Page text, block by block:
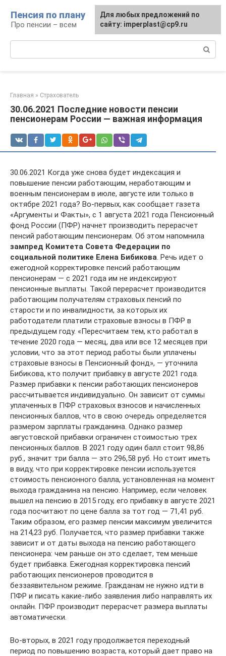
контенту
Пенсия по плану
Про пенсии – всем
Главная » Страхователь
30.06.2021 Последние новости пенсии
пенсионерам России — важная информация
30.06.2021 Когда уже снова будет индексация и
повышение пенсии работающим, неработающим и
военным пенсионерам в июле, августе или только в
октябре 2021 года? Во-первых, как сообщает газета
«Аргументы и Факты», с 1 августа 2021 года Пенсионный
фонд России (ПФР) начнет производить перерасчет
пенсий работающим пенсионерам. Об этом напомнила
зампред Комитета Совета Федерации по
социальной политике Елена Бибикова. Речь идет о
ежегодной корректировке пенсий работающим
пенсионерам — с 2021 года им не индексируют
пенсионные выплаты. Такой перерасчет производится
работающим получателям страховых пенсий по
старости и по инвалидности, за которых их
работодатели платили страховые взносы в ПФР в
предыдущем году. «Пересчитаем тем, кто работал в
течение 2020 года — месяц, два или все 12 месяцев при
условии, что за этот период работы были уплачены
страховые взносы в Пенсионный фонд», — уточнила
Бибикова, кто получит прибавку в августе 2021 года.
Размер прибавки к пенсии работающих пенсионеров
рассчитывается индивидуально. Он зависит от суммы
уплаченных в ПФР страховых взносов и начисленных
пенсионных баллов, что в свою очередь определяется
размером зарплаты гражданина. Однако размер
августовской прибавки ограничен стоимостью трех
пенсионных баллов. В 2021 году один балл стоит 98,86
руб., значит три балла — это 296,58 руб. Но стоит иметь
в виду, что при корректировке пенсии используется
стоимость пенсионного балла, установленная на момент
выхода гражданина на пенсию. Например, если человек
вышел на пенсию в 2015 году, его прибавку в августе 2021
года посчитают по цене балла за тот год — 71,41 руб.
Таким образом, его размер пенсии максимум увеличится
на 214,23 руб. Получается, что размер прибавки также
зависит и от даты выхода на пенсию работающего
пенсионера: чем раньше он это сделает, тем меньше
будет прибавка. Ежегодная корректировка пенсий
работающих пенсионеров проводится в
беззаявительном режиме. Гражданам не нужно идти в
ПФР и писать какие-либо заявления либо направлять их
онлайн. ПФР производит перерасчет размера выплаты
автоматически.
Во-вторых, в 2021 году продолжается переходный
период по повышению возраста, который дает право на
Для любых предложений по
сайту: imperplast@cp9.ru